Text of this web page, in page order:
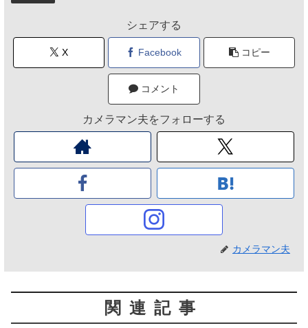
シェアする
X Facebook コピー
コメント
カメラマン夫をフォローする
カメラマン夫
関連記事